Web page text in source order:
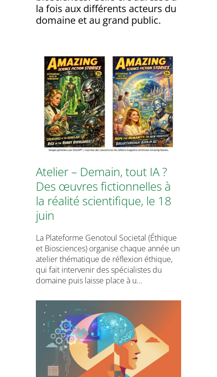
la fois aux différents acteurs du
domaine et au grand public.
Atelier – Demain, tout IA ?
Des œuvres fictionnelles à
la réalité scientifique, le 18
juin
La Plateforme Genotoul Societal (Éthique
et Biosciences) organise chaque année un
atelier thématique de réflexion éthique,
qui fait intervenir des spécialistes du
domaine puis laisse place à u...